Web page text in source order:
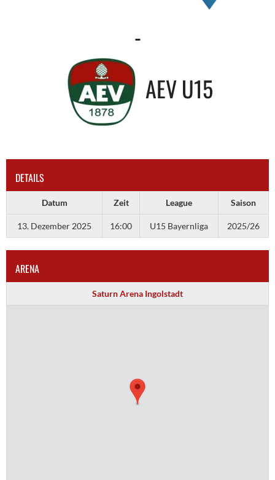
-
AEV U15
DETAILS
Datum Zeit League Saison
13. Dezember 2025 16:00 U15 Bayernliga 2025/26
ARENA
Saturn Arena Ingolstadt